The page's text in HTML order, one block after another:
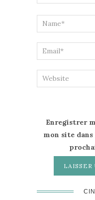
Enregistrer
mon site